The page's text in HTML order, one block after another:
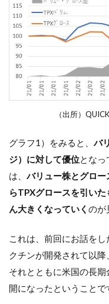
（出所）
グラフ1 ） をみると 、バ
ジ）に対して優位となっ
は、バリュー株とグロー
らTPXグロースを引い
ん大きくなっていく のが
これは、前回にお話をし
クチンが開発されて以降
それとともに米国の長
開になったということで